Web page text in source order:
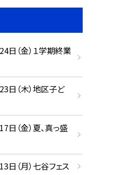
日（金）１学期終業
日（木）地区子ど
日（金）夏、真っ盛
日（月）七谷フェス